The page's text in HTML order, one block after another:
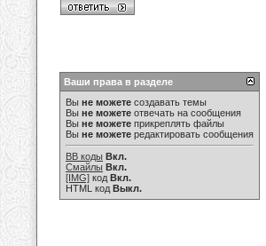
Ваши права в разделе
Вы не можете создавать темы
Вы не можете отвечать на сообщения
Вы не можете прикреплять файлы
Вы не можете редактировать сообщения
BB коды Вкл.
Смайлы Вкл.
[IMG] код Вкл.
HTML код Выкл.